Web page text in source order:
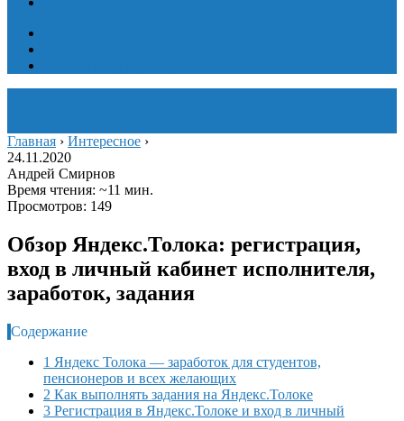
Главная › Интересное ›
24.11.2020
Андрей Смирнов
Время чтения: ~11 мин.
Просмотров: 149
Обзор Яндекс.Толока: регистрация,
вход в личный кабинет исполнителя,
заработок, задания
Содержание
1 Яндекс Толока — заработок для студентов,
пенсионеров и всех желающих
2 Как выполнять задания на Яндекс.Толоке
3 Регистрация в Яндекс.Толоке и вход в личный